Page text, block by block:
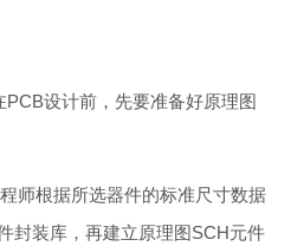
设计前，先要准备好原理图
师根据所选器件的标准尺寸数据
封装库，再建立原理图SCH元件